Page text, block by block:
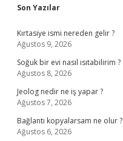
Sidebar
Son Yazılar
Kırtasiye ismi nereden gelir ?
Ağustos 9, 2026
Soğuk bir evi nasıl ısıtabilirim ?
Ağustos 8, 2026
Jeolog nedir ne iş yapar ?
Ağustos 7, 2026
Bağlantı kopyalarsam ne olur ?
Ağustos 6, 2026